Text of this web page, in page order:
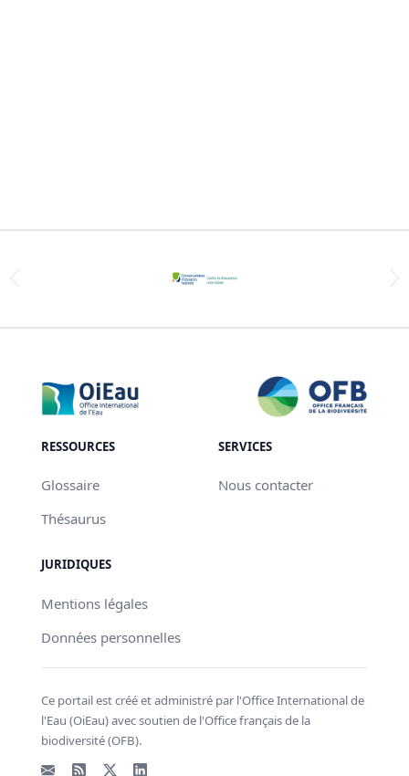
RESSOURCES
Glossaire
Thésaurus
SERVICES
Nous contacter
JURIDIQUES
Mentions légales
Données personnelles
Ce portail est créé et administré par l'Office International de
l'Eau (OiEau) avec soutien de l'Office français de la
biodiversité (OFB).